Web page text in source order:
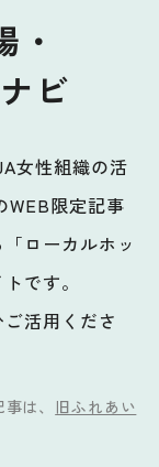
・
ビ
女性組織の活
WEB限定記事
ローカルホッ
です。
活用くださ
は、 旧ふれあい